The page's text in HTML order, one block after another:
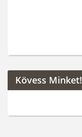
Kövess Minket!